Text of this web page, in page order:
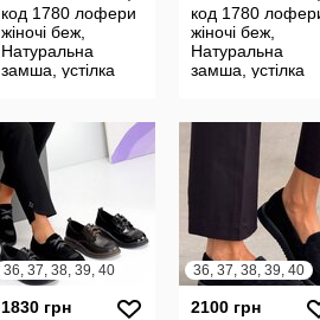
код 1780 лофери
жіночі беж,
Натуральна
замша, устілка
платформа 2,5
код 1780
жіночі беж,
Натуральна
замша, устілка
платформа 2,5
см
36, 37, 38, 39, 40
1830 грн
36, 37, 38, 39, 40
2100 грн